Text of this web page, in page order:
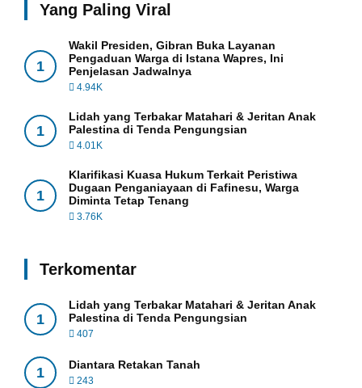
Yang Paling Viral
1
Wakil Presiden, Gibran Buka Layanan
Pengaduan Warga di Istana Wapres, Ini
Penjelasan Jadwalnya
4.94K
1
Lidah yang Terbakar Matahari & Jeritan Anak
Palestina di Tenda Pengungsian
4.01K
1
Klarifikasi Kuasa Hukum Terkait Peristiwa
Dugaan Penganiayaan di Fafinesu, Warga
Diminta Tetap Tenang
3.76K
Terkomentar
1
Lidah yang Terbakar Matahari & Jeritan Anak
Palestina di Tenda Pengungsian
407
1 Diantara Retakan Tanah
243